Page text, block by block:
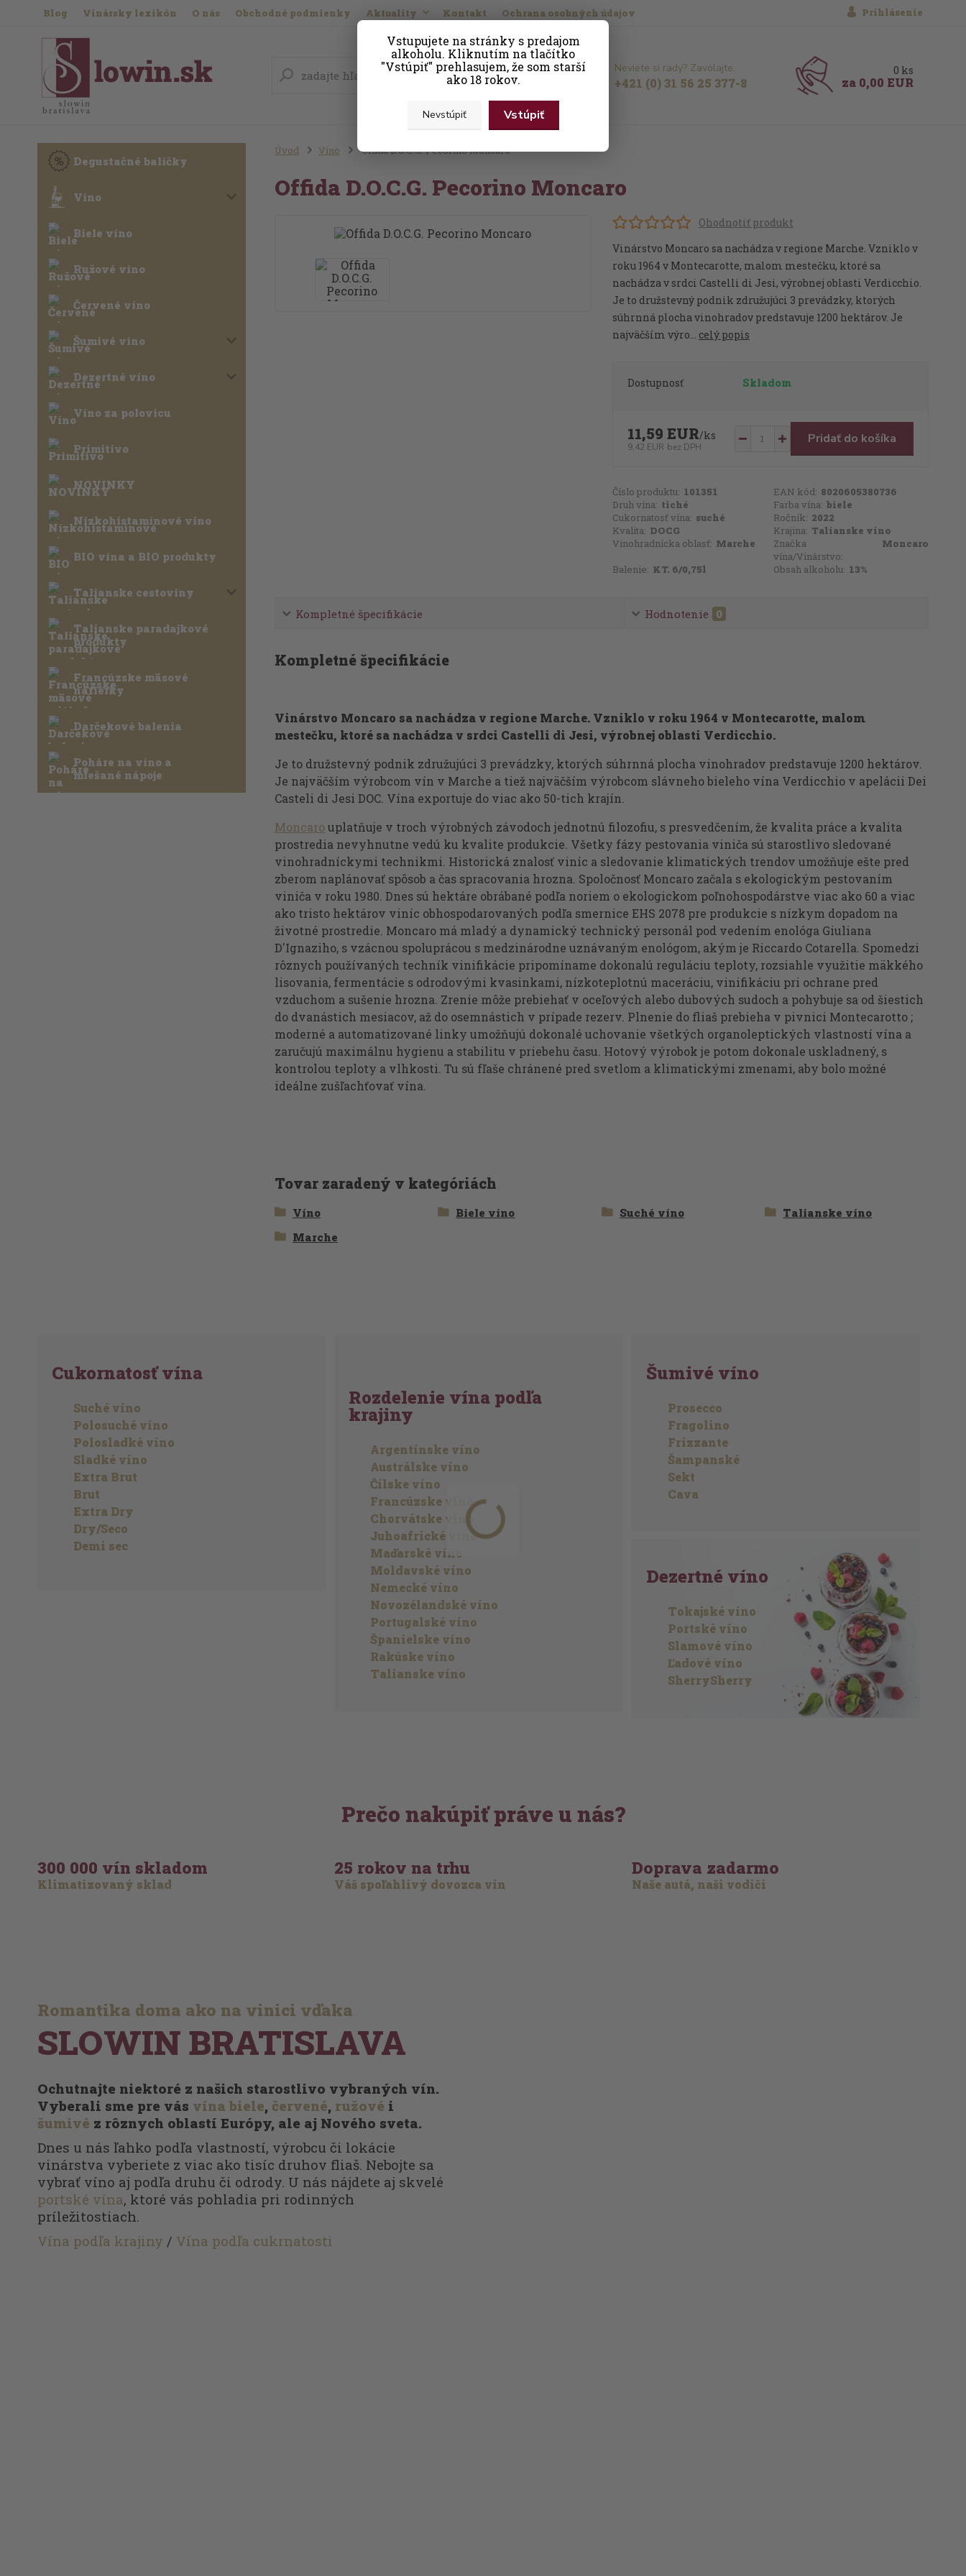
Vstupujete na stránky s predajom
alkoholu. Kliknutím na tlačítko
"Vstúpiť" prehlasujem, že som starší
ako 18 rokov.
Nevstúpiť Vstúpiť
Blog Vinársky lexikón O nás Obchodné podmienky Aktuality Kontakt Ochrana osobných údajov Prihlásenie
Hľadať Neviete si rady? Zavolajte.
+421 (0) 31 56 25 377-8
0 ks
za0,00 EUR
Degustačné balíčky
Víno
Biele víno
Ružové víno
Červené víno
Šumivé víno
Dezertné víno
Víno za polovicu
Primitivo
NOVINKY
Nízkohistamínové víno
BIO vína a BIO produkty
Talianske cestoviny
Talianske paradajkové
produkty
Francúzske mäsové
nátierky
Darčekové balenia
Poháre na víno a
miešané nápoje
Úvod Víno Offida D.O.C.G. Pecorino Moncaro
Offida D.O.C.G. Pecorino Moncaro
Ohodnotiť produkt
Vinárstvo Moncaro sa nachádza v regione Marche. Vzniklo v
roku 1964 v Montecarotte, malom mestečku, ktoré sa
nachádza v srdci Castelli di Jesi, výrobnej oblasti Verdicchio.
Je to družstevný podnik združujúci 3 prevádzky, ktorých
súhrnná plocha vinohradov predstavuje 1200 hektárov. Je
najväčším výro... celý popis
Dostupnosť Skladom
11,59 EUR/ks
9,42 EUR bez DPH
Pridať do košíka
Číslo produktu: 101351 EAN kód: 8020605380736
Druh vína: tiché Farba vína: biele
Cukornatosť vína: suché Ročník: 2022
Kvalita: DOCG Krajina: Talianske víno
Vinohradnícka oblasť: Marche
Značka
vína/Vinárstvo:
Moncaro
Balenie: KT. 6/0,75l Obsah alkoholu: 13%
Kompletné špecifikácie Hodnotenie 0
Kompletné špecifikácie
Vinárstvo Moncaro sa nachádza v regione Marche. Vzniklo v roku 1964 v Montecarotte, malom
mestečku, ktoré sa nachádza v srdci Castelli di Jesi, výrobnej oblasti Verdicchio.
Je to družstevný podnik združujúci 3 prevádzky, ktorých súhrnná plocha vinohradov predstavuje 1200 hektárov.
Je najväčším výrobcom vín v Marche a tiež najväčším výrobcom slávneho bieleho vína Verdicchio v apelácii Dei
Casteli di Jesi DOC. Vína exportuje do viac ako 50-tich krajín.
Moncarouplatňuje v troch výrobných závodoch jednotnú filozofiu, s presvedčením, že kvalita práce a kvalita
prostredia nevyhnutne vedú ku kvalite produkcie. Všetky fázy pestovania viniča sú starostlivo sledované
vinohradníckymi technikmi. Historická znalosť viníc a sledovanie klimatických trendov umožňuje ešte pred
zberom naplánovať spôsob a čas spracovania hrozna. Spoločnosť Moncaro začala s ekologickým pestovaním
viniča v roku 1980. Dnes sú hektáre obrábané podľa noriem o ekologickom poľnohospodárstve viac ako 60 a viac
ako tristo hektárov viníc obhospodarovaných podľa smernice EHS 2078 pre produkcie s nízkym dopadom na
životné prostredie. Moncaro má mladý a dynamický technický personál pod vedením enológa Giuliana
D'Ignaziho, s vzácnou spoluprácou s medzinárodne uznávaným enológom, akým je Riccardo Cotarella. Spomedzi
rôznych používaných techník vinifikácie pripomíname dokonalú reguláciu teploty, rozsiahle využitie mäkkého
lisovania, fermentácie s odrodovými kvasinkami, nízkoteplotnú maceráciu, vinifikáciu pri ochrane pred
vzduchom a sušenie hrozna. Zrenie môže prebiehať v oceľových alebo dubových sudoch a pohybuje sa od šiestich
do dvanástich mesiacov, až do osemnástich v prípade rezerv. Plnenie do fliaš prebieha v pivnici Montecarotto ;
moderné a automatizované linky umožňujú dokonalé uchovanie všetkých organoleptických vlastností vína a
zaručujú maximálnu hygienu a stabilitu v priebehu času. Hotový výrobok je potom dokonale uskladnený, s
kontrolou teploty a vlhkosti. Tu sú fľaše chránené pred svetlom a klimatickými zmenami, aby bolo možné
ideálne zušľachťovať vína.
Tovar zaradený v kategóriách
Víno Biele víno Suché víno
Talianske víno
Marche
Cukornatosť vína
Suché víno
Polosuché víno
Polosladké víno
Sladké víno
Extra Brut
Brut
Extra Dry
Dry/Seco
Demi sec
Rozdelenie vína podľa
krajiny
Argentínske víno
Austrálske víno
Čílske víno
Francúzske víno
Chorvátske víno
Juhoafrické víno
Maďarské víno
Moldavské víno
Nemecké víno
Novozélandské víno
Portugalské víno
Španielske víno
Rakúske víno
Talianske víno
Šumivé víno
Prosecco
Fragolino
Frizzante
Šampanské
Sekt
Cava
Dezertné víno
Tokajské víno
Portské víno
Slamové víno
Ľadové víno
SherrySherry
Prečo nakúpiť práve u nás?
300 000 vín skladom
Klimatizovaný sklad
25 rokov na trhu
Váš spoľahlivý dovozca vín
Doprava zadarmo
Naše autá, naši vodiči
Romantika doma ako na vinici vďaka
SLOWIN BRATISLAVA
Ochutnajte niektoré z našich starostlivo vybraných vín.
Vyberali sme pre vás vína biele, červené, ružové i
šumivé z rôznych oblastí Európy, ale aj Nového sveta.
Dnes u nás ľahko podľa vlastností, výrobcu či lokácie
vinárstva vyberiete z viac ako tisíc druhov fliaš. Nebojte sa
vybrať víno aj podľa druhu či odrody. U nás nájdete aj skvelé
portské vína, ktoré vás pohladia pri rodinných
príležitostiach.
Vína podľa krajiny / Vína podľa cukrnatosti